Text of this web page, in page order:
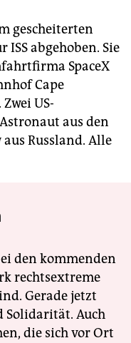
gescheiterten
ISS abgehoben. Sie
SpaceX
Cape
US-
aus den
Russland. Alle
den kommenden
rechtsextreme
Gerade jetzt
Solidarität. Auch
die sich vor Ort